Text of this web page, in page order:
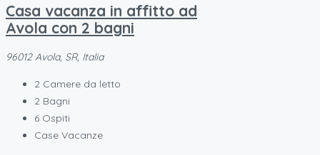
Casa vacanza in affitto ad
Avola con 2 bagni
96012 Avola, SR, Italia
2 Camere da letto
2 Bagni
6 Ospiti
Case Vacanze